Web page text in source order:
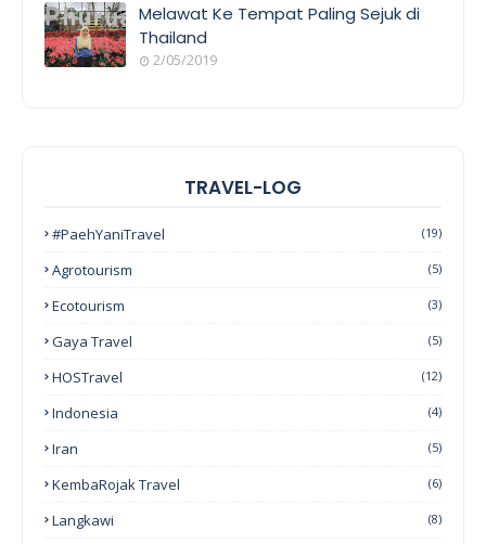
Melawat Ke Tempat Paling Sejuk di
Thailand
2/05/2019
TRAVEL-LOG
#PaehYaniTravel (19)
Agrotourism (5)
Ecotourism (3)
Gaya Travel (5)
HOSTravel (12)
Indonesia (4)
Iran (5)
KembaRojak Travel (6)
Langkawi (8)